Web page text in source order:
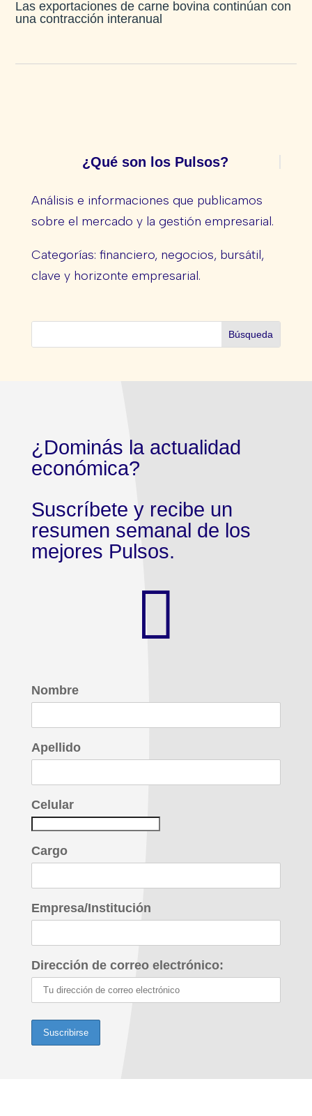
Las exportaciones de carne bovina continúan con
una contracción interanual
¿Qué son los Pulsos?
Análisis e informaciones que publicamos
sobre el mercado y la gestión empresarial.
Categorías: financiero, negocios, bursátil,
clave y horizonte empresarial.
¿Dominás la actualidad
económica?
Suscríbete y recibe un
resumen semanal de los
mejores Pulsos.

Nombre
Apellido
Celular
Cargo
Empresa/Institución
Dirección de correo electrónico: